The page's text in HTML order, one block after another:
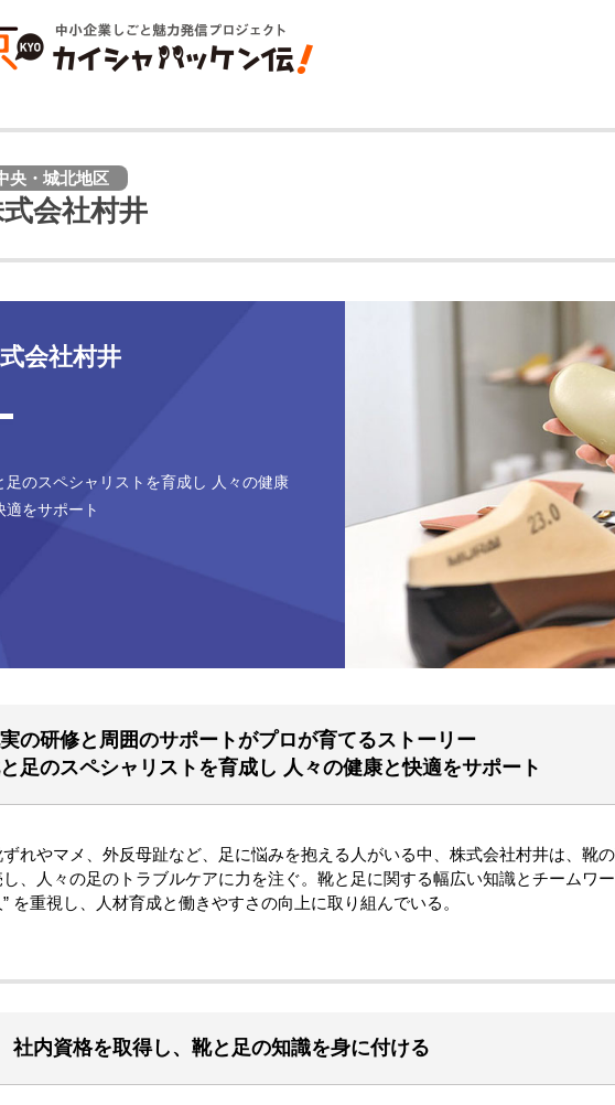
央・城北地区
会社村井
会社村井
足のスペシャリストを育成し 人々の健康
適をサポート
の研修と周囲のサポートがプロが育てるストーリー
足のスペシャリストを育成し 人々の健康と快適をサポート
ずれやマメ、外反母趾など、足に悩みを抱える人がいる中、株式会社村井は、靴
し、人々の足のトラブルケアに力を注ぐ。靴と足に関する幅広い知識とチームワ
” を重視し、人材育成と働きやすさの向上に取り組んでいる。
社内資格を取得し、靴と足の知識を身に付ける